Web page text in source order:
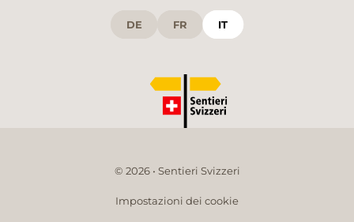
DE FR IT
© 2026 • Sentieri Svizzeri
Impostazioni dei cookie